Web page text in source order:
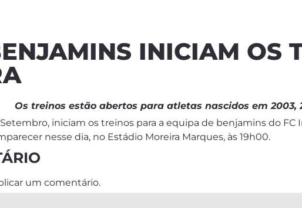
INICIAM OS
Os treinos estão abertos para atletas nascidos em 2003,
iniciam os treinos para a equipa de benjamins do FC
nesse dia, no Estádio Moreira Marques, às 19h00.
um comentário.